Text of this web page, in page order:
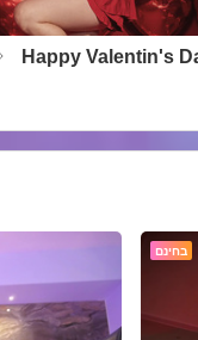
Happy Valentin's
בחינם